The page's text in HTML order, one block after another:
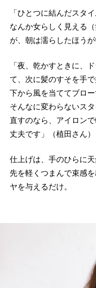
「ひとつに結んだスタ
なんか女らしく見える
が、朝は濡らしたほうが
「夜、乾かすときに、
て、次に髪のすそを手
下から風を当ててブロ
そんなに変わらないス
直すのなら、アイロン
丈夫です」（植田さん）
仕上げは、手のひらに
先を軽くつまんで束感
ヤを与えるだけ。